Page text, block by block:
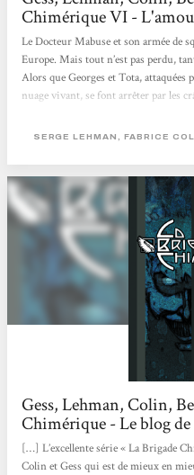
Chimérique VI -
Le Docteur Mabuse et son armée de
Europe. Mais tout n’est pas perdu,
Alors que Georges et Tota,
nuage vivant, se font arrêter par les
: des humains que la guerre des
SERGE LEHMAN, FABRICE
Gess, Lehman, Colin,
Chimérique - Le blog
[…] L’excellente série « La Brigade
Colin et Gess qui est de mieux en